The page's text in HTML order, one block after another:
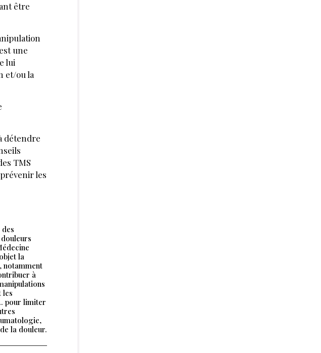
être
une
lui
et/ou la
détendre
TMS
les
la
notamment
à
les
pour limiter
la douleur.